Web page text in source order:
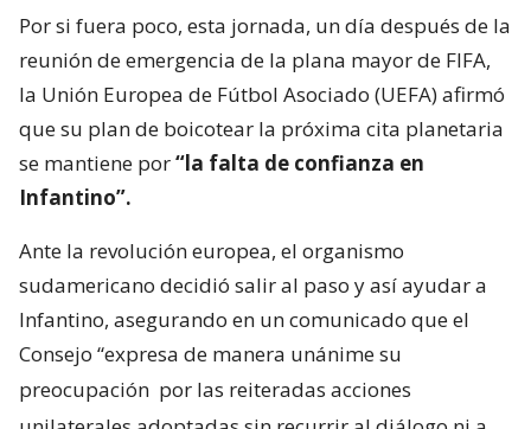
Por si fuera poco, esta jornada, un día después de la
reunión de emergencia de la plana mayor de FIFA,
la Unión Europea de Fútbol Asociado (UEFA) afirmó
que su plan de boicotear la próxima cita planetaria
se mantiene por“la falta de confianza en
Infantino”.
Ante la revolución europea, el organismo
sudamericano decidió salir al paso y así ayudar a
Infantino, asegurando en un comunicado que el
Consejo “expresa de manera unánime su
preocupación por las reiteradas acciones